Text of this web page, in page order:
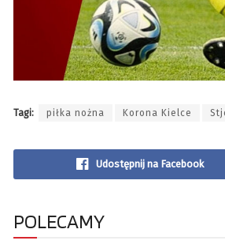
Tagi: piłka nożna Korona Kielce
Udostępnij na Facebook
POLECAMY